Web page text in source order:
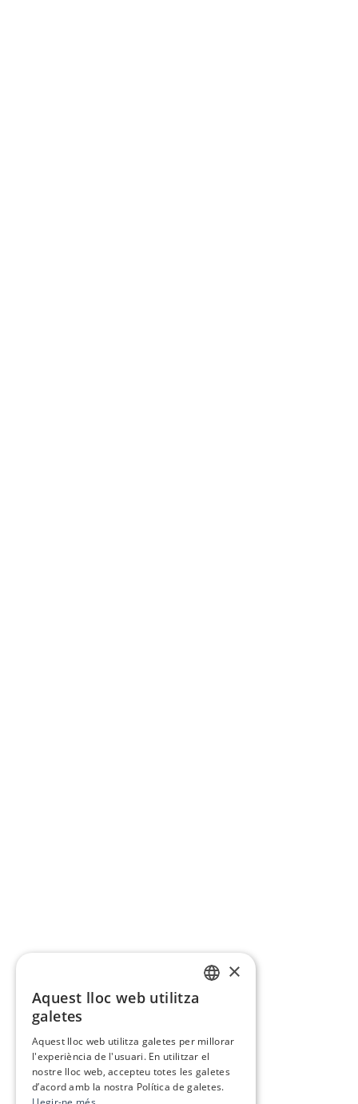
×
Aquest lloc web utilitza
galetes
Aquest lloc web utilitza galetes per millorar
l'experiència de l'usuari. En utilitzar el
nostre lloc web, accepteu totes les galetes
d’acord amb la nostra Política de galetes.